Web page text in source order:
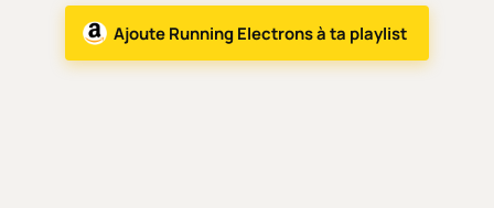
Ajoute Running Electrons à ta playlist